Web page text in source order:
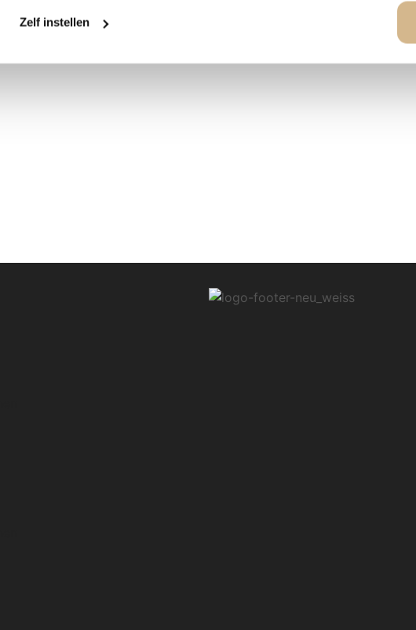
Zelf instellen
ÄHNLICHE PRODUKTE